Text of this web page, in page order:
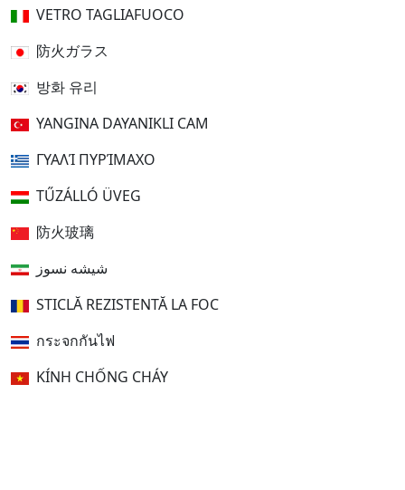
VETRO TAGLIAFUOCO
防火ガラス
방화 유리
YANGINA DAYANIKLI CAM
ΓΥΑΛΊ ΠΥΡΊΜΑΧΟ
TŰZÁLLÓ ÜVEG
防火玻璃
شیشه نسوز
STICLĂ REZISTENTĂ LA FOC
กระจกกันไฟ
KÍNH CHỐNG CHÁY